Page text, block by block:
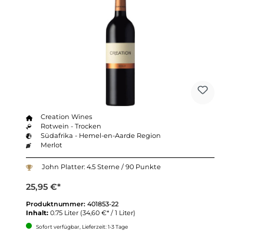
Creation Wines
Rotwein - Trocken
Südafrika - Hemel-en-Aarde Region
Merlot
John Platter: 4.5 Sterne / 90 Punkte
25,95 €*
Produktnummer: 401853-22
Inhalt: 0.75 Liter (34,60 €* / 1 Liter)
Sofort verfügbar, Lieferzeit: 1-3 Tage